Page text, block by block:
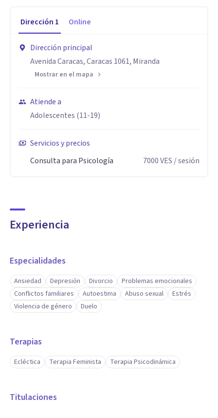
Dirección 1 Online
Dirección principal
Avenida Caracas, Caracas 1061, Miranda
Mostrar en el mapa
Atiende a
Adolescentes (11-19)
Servicios y precios
Consulta para Psicología
7000VES / sesión
Experiencia
Especialidades
Ansiedad Depresión Divorcio
Problemas emocionales
Conflictos familiares
Autoestima Abuso sexual
Estrés
Violencia de género
Duelo
Terapias
Ecléctica Terapia Feminista Terapia Psicodinámica
Titulaciones